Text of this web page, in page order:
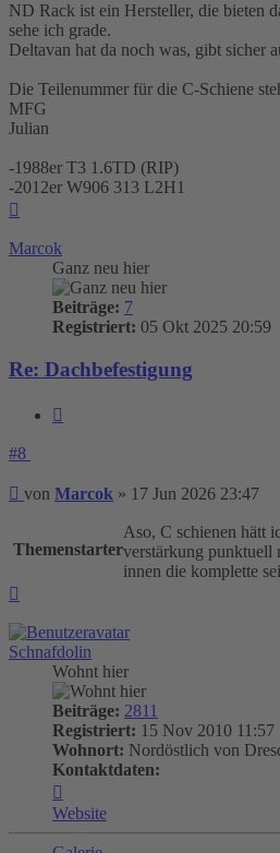
ND Rack ist ein Hersteller, die bieten
sehe ich grade.
Deltavan hat da noch was, gibt sicher
Die Teilenummer für die C-Schiene
MFG
Julian
-1988er T3 1.6TD (RIP)
-2012er W906 313 L2H1
Marcok
Ganz neu hier
Beiträge: 7
Registriert: 05 Okt 2025 20:59
Re: Dachbefestigung
#8
Beitrag
von Marcok » 17 Jun 2026 23:47
Themenstarter
Aso, C schienen hätt
verstärkung punktuell
innen die komplette
Schnafdolin
Wohnt hier
Beiträge: 2811
Registriert: 15 Nov 2010 11:57
Wohnort: Nordöstlich von
Kontaktdaten:
von
Schnafdolin
Website